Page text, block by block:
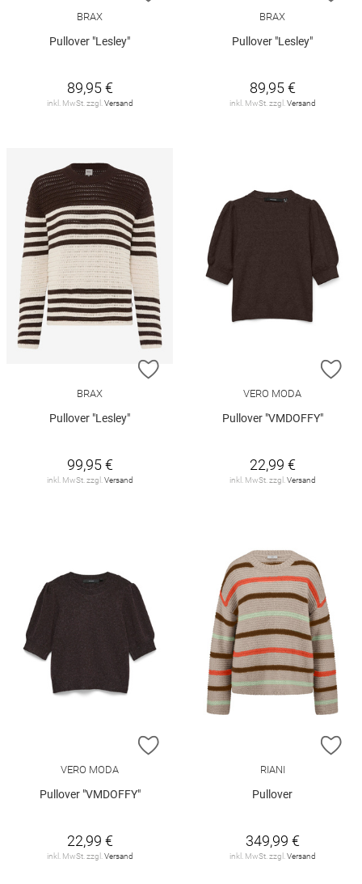
BRAX
Pullover "Lesley"
89,95 €
inkl. MwSt. zzgl.Versand
BRAX
Pullover "Lesley"
89,95 €
inkl. MwSt. zzgl.Versand
ZUR WUNSCHLISTE HINZUFÜGEN
BRAX
Pullover "Lesley"
99,95 €
inkl. MwSt. zzgl. Versand
VERO MODA
Pullover "VMDOFFY"
22,99 €
inkl. MwSt. zzgl. Versand
ZUR WUNSCHLISTE HINZUFÜGEN
VERO MODA
Pullover "VMDOFFY"
22,99 €
inkl. MwSt. zzgl.Versand
RIANI
Pullover
349,99 €
inkl. MwSt. zzgl.Versand